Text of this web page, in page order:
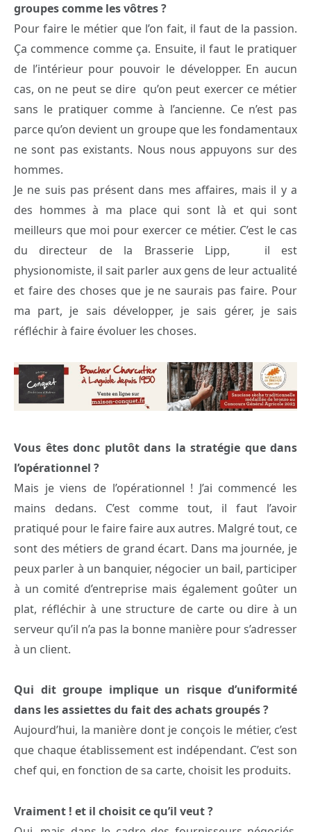
groupes comme les vôtres ?
Pour faire le métier que l’on fait, il faut de la passion.
Ça commence comme ça. Ensuite, il faut le pratiquer
de l’intérieur pour pouvoir le développer. En aucun
cas, on ne peut se dire qu’on peut exercer ce métier
sans le pratiquer comme à l’ancienne. Ce n’est pas
parce qu’on devient un groupe que les fondamentaux
ne sont pas existants. Nous nous appuyons sur des
hommes.
Je ne suis pas présent dans mes affaires, mais il y a
des hommes à ma place qui sont là et qui sont
meilleurs que moi pour exercer ce métier. C’est le cas
du directeur de la Brasserie Lipp, il est
physionomiste, il sait parler aux gens de leur actualité
et faire des choses que je ne saurais pas faire. Pour
ma part, je sais développer, je sais gérer, je sais
réfléchir à faire évoluer les choses.
Vous êtes donc plutôt dans la stratégie que dans
l’opérationnel ?
Mais je viens de l’opérationnel ! J’ai commencé les
mains dedans. C’est comme tout, il faut l’avoir
pratiqué pour le faire faire aux autres. Malgré tout, ce
sont des métiers de grand écart. Dans ma journée, je
peux parler à un banquier, négocier un bail, participer
à un comité d’entreprise mais également goûter un
plat, réfléchir à une structure de carte ou dire à un
serveur qu’il n’a pas la bonne manière pour s’adresser
à un client.
Qui dit groupe implique un risque d’uniformité
dans les assiettes du fait des achats groupés ?
Aujourd’hui, la manière dont je conçois le métier, c’est
que chaque établissement est indépendant. C’est son
chef qui, en fonction de sa carte, choisit les produits.
Vraiment ! et il choisit ce qu’il veut ?